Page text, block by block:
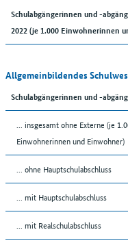
Schulabgängerinnen und -
2022 (je 1.000 Einwohnerinnen
Allgemeinbildendes
Schulabgängerinnen und -
... insgesamt ohne Externe (je
Einwohnerinnen und Einwohner)
... ohne Hauptschulabschluss
... mit Hauptschulabschluss
... mit Realschulabschluss